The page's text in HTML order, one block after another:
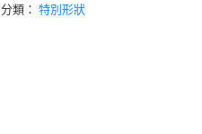
分類：特別形狀